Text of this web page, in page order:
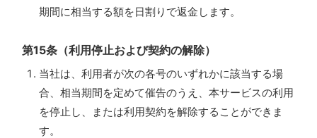
期間に相当する額を日割りで返金します。
第15条（利用停止および契約の解除）
当社は、利用者が次の各号のいずれかに該当する場
合、相当期間を定めて催告のうえ、本サービスの利用
を停止し、または利用契約を解除することができま
す。